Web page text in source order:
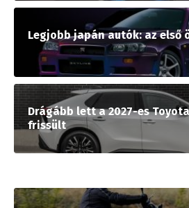
Legjobb japán autók: az első
Drágább lett a 2027-es
frissült